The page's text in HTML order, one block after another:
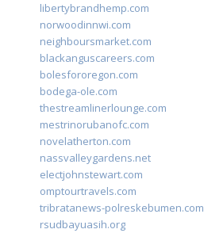
libertybrandhemp.com
norwoodinnwi.com
neighboursmarket.com
blackanguscareers.com
bolesfororegon.com
bodega-ole.com
thestreamlinerlounge.com
mestrinorubanofc.com
novelatherton.com
nassvalleygardens.net
electjohnstewart.com
omptourtravels.com
tribratanews-polreskebumen.com
rsudbayuasih.org